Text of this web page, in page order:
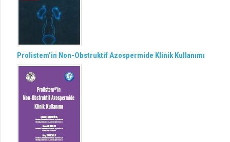
Prolistem’in Non-Obstruktif Azospermide Klinik Kullanımı